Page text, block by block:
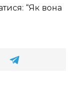
“Як вона